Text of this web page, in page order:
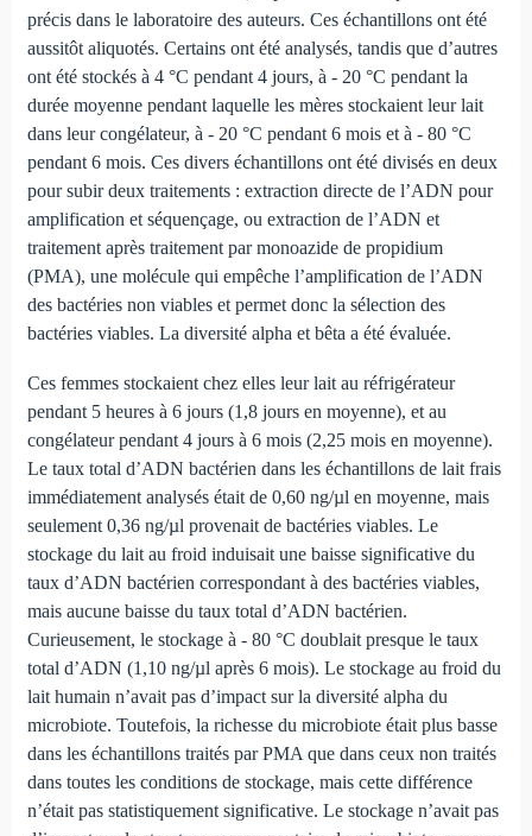
précis dans le laboratoire des auteurs. Ces échantillons ont été
aussitôt aliquotés. Certains ont été analysés, tandis que d’autres
ont été stockés à 4 °C pendant 4 jours, à - 20 °C pendant la
durée moyenne pendant laquelle les mères stockaient leur lait
dans leur congélateur, à - 20 °C pendant 6 mois et à - 80 °C
pendant 6 mois. Ces divers échantillons ont été divisés en deux
pour subir deux traitements : extraction directe de l’ADN pour
amplification et séquençage, ou extraction de l’ADN et
traitement après traitement par monoazide de propidium
(PMA), une molécule qui empêche l’amplification de l’ADN
des bactéries non viables et permet donc la sélection des
bactéries viables. La diversité alpha et bêta a été évaluée.
Ces femmes stockaient chez elles leur lait au réfrigérateur
pendant 5 heures à 6 jours (1,8 jours en moyenne), et au
congélateur pendant 4 jours à 6 mois (2,25 mois en moyenne).
Le taux total d’ADN bactérien dans les échantillons de lait frais
immédiatement analysés était de 0,60 ng/µl en moyenne, mais
seulement 0,36 ng/µl provenait de bactéries viables. Le
stockage du lait au froid induisait une baisse significative du
taux d’ADN bactérien correspondant à des bactéries viables,
mais aucune baisse du taux total d’ADN bactérien.
Curieusement, le stockage à - 80 °C doublait presque le taux
total d’ADN (1,10 ng/µl après 6 mois). Le stockage au froid du
lait humain n’avait pas d’impact sur la diversité alpha du
microbiote. Toutefois, la richesse du microbiote était plus basse
dans les échantillons traités par PMA que dans ceux non traités
dans toutes les conditions de stockage, mais cette différence
n’était pas statistiquement significative. Le stockage n’avait pas